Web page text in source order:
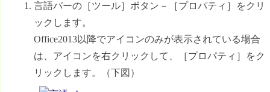
言語バーの［ツール］ボタン－［プロパティ］をクリ
ックします。
Office2013以降でアイコンのみが表示されている場合
は、アイコンを右クリックして、［プロパティ］をク
リックします。（下図）